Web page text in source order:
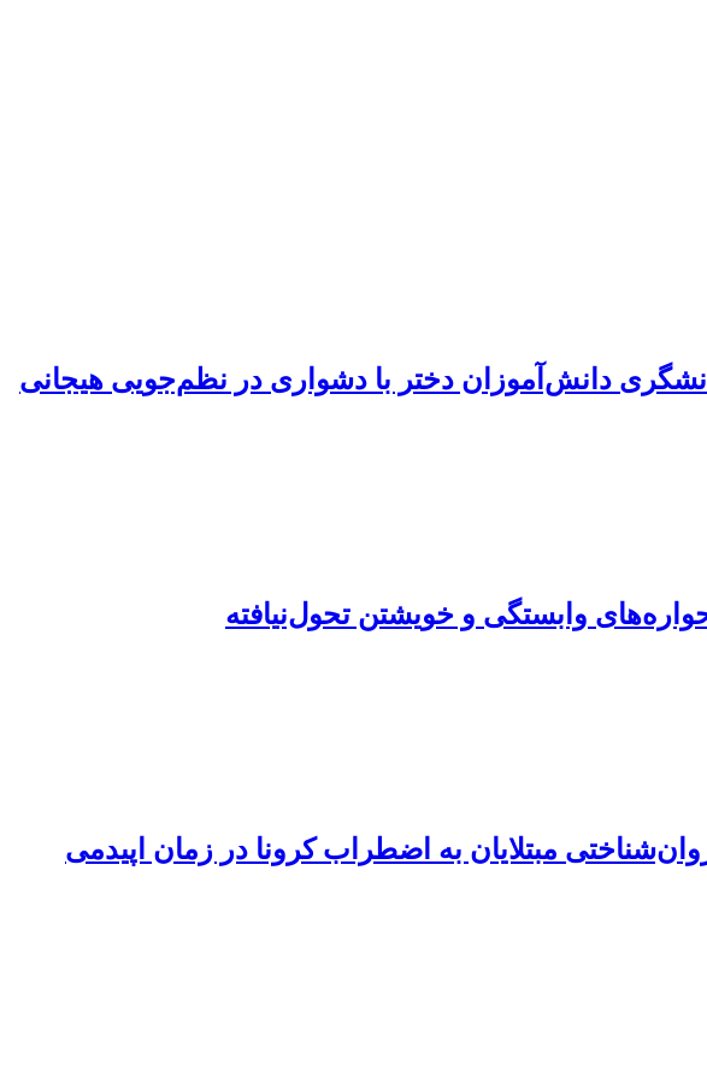
دانش‌آموزان دختر با دشواری در نظم‌جویی هیجانی
وابستگی و خویشتن تحول‌نیافته
مبتلایان به اضطراب کرونا در زمان اپیدمی